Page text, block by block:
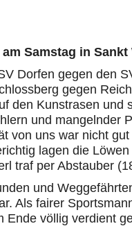
Samstag in
Dorfen gegen den
gegen
den Kunstrasen und
und mangelnder
von uns war nicht
lagen die
traf per Abstauber
und
Als fairer
völlig verdient